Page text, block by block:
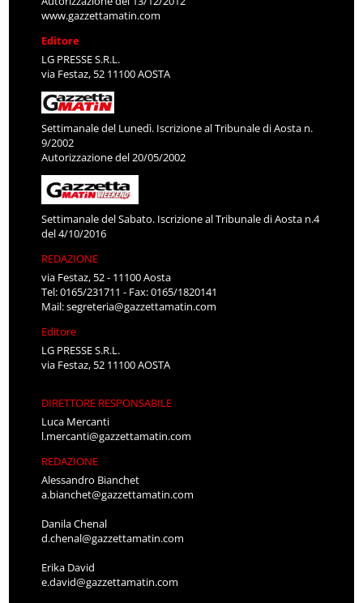
www.gazzettamatin.com
Editore
LG PRESSE S.R.L.
via Festaz, 52 11100 AOSTA
Settimanale del Lunedì. Iscrizione al Tribunale di Aosta n.
9/2002
Autorizzazione del 20/05/2002
Settimanale del Sabato. Iscrizione al Tribunale di Aosta n.4
del 4/10/2016
REDAZIONE
via Festaz, 52 - 11100 Aosta
Tel: 0165/231711 - Fax: 0165/1820141
Mail:segreteria@gazzettamatin.com
Editore
LG PRESSE S.R.L.
via Festaz, 52 11100 AOSTA
DIRETTORE RESPONSABILE
Luca Mercanti
l.mercanti@gazzettamatin.com
REDAZIONE
Alessandro Bianchet
a.bianchet@gazzettamatin.com
Danila Chenal
d.chenal@gazzettamatin.com
Erika David
e.david@gazzettamatin.com